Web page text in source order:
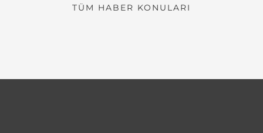
TÜM HABER KONULARI